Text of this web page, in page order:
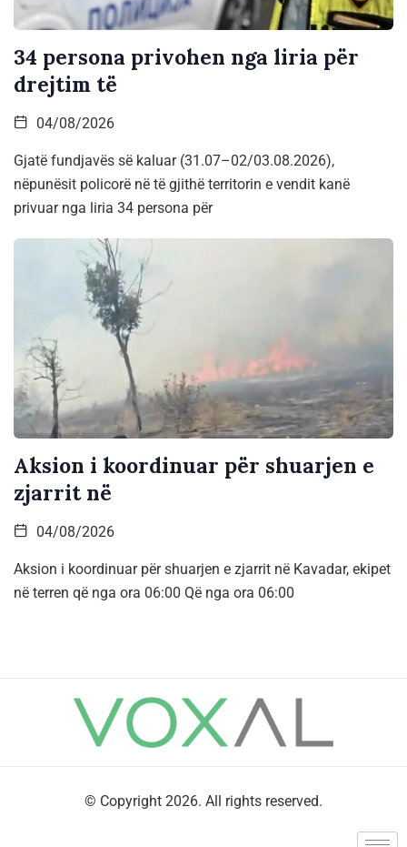
34 persona privohen nga liria për
drejtim të
04/08/2026
Gjatë fundjavës së kaluar (31.07–02/03.08.2026),
nëpunësit policorë në të gjithë territorin e vendit kanë
privuar nga liria 34 persona për
Aksion i koordinuar për shuarjen e
zjarrit në
04/08/2026
Aksion i koordinuar për shuarjen e zjarrit në Kavadar, ekipet
në terren që nga ora 06:00 Që nga ora 06:00
© Copyright 2026. All rights reserved.